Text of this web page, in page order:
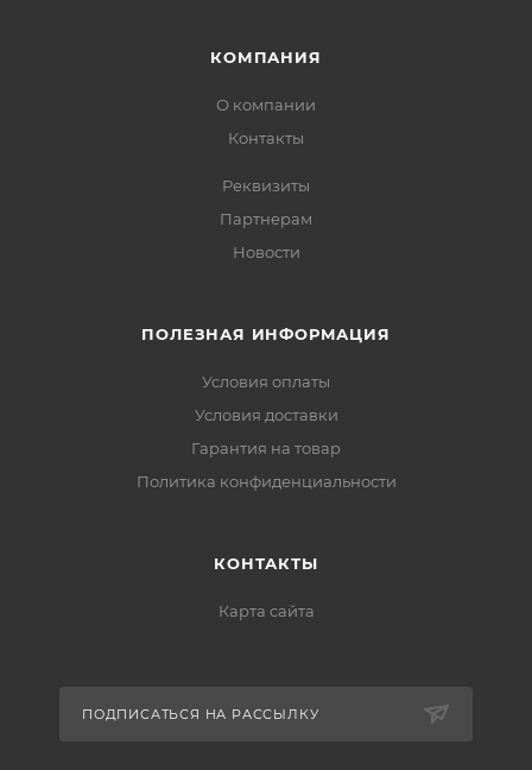
КОМПАНИЯ
О компании
Контакты
Реквизиты
Партнерам
Новости
ПОЛЕЗНАЯ ИНФОРМАЦИЯ
Условия оплаты
Условия доставки
Гарантия на товар
Политика конфиденциальности
КОНТАКТЫ
Карта сайта
ПОДПИСАТЬСЯ НА РАССЫЛКУ